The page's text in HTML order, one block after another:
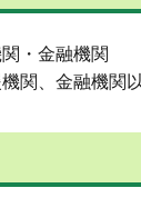
・金融機関
関、金融機関